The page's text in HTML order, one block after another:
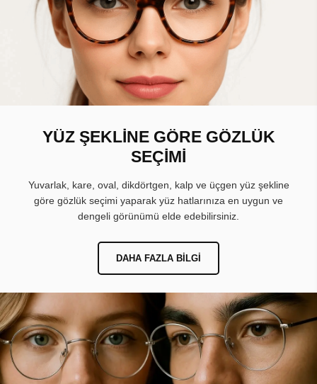
YÜZ ŞEKLİNE GÖRE GÖZLÜK
SEÇİMİ
Yuvarlak, kare, oval, dikdörtgen, kalp ve üçgen yüz şekline
göre gözlük seçimi yaparak yüz hatlarınıza en uygun ve
dengeli görünümü elde edebilirsiniz.
DAHA FAZLA BILGI